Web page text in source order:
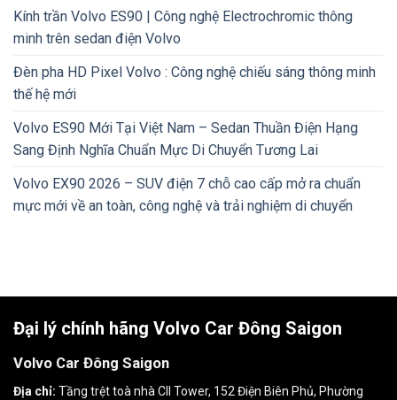
Kính trần Volvo ES90 | Công nghệ Electrochromic thông
minh trên sedan điện Volvo
Đèn pha HD Pixel Volvo : Công nghệ chiếu sáng thông minh
thế hệ mới
Volvo ES90 Mới Tại Việt Nam – Sedan Thuần Điện Hạng
Sang Định Nghĩa Chuẩn Mực Di Chuyển Tương Lai
Volvo EX90 2026 – SUV điện 7 chỗ cao cấp mở ra chuẩn
mực mới về an toàn, công nghệ và trải nghiệm di chuyển
Đại lý chính hãng Volvo Car Đông Saigon
Volvo Car Đông Saigon
Địa chỉ: Tầng trệt toà nhà CII Tower, 152 Điện Biên Phủ, Phường